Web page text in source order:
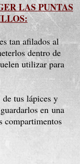
LAS PUNTAS
tan afilados al
dentro de
utilizar para
de tus lápices y
en una
compartimentos